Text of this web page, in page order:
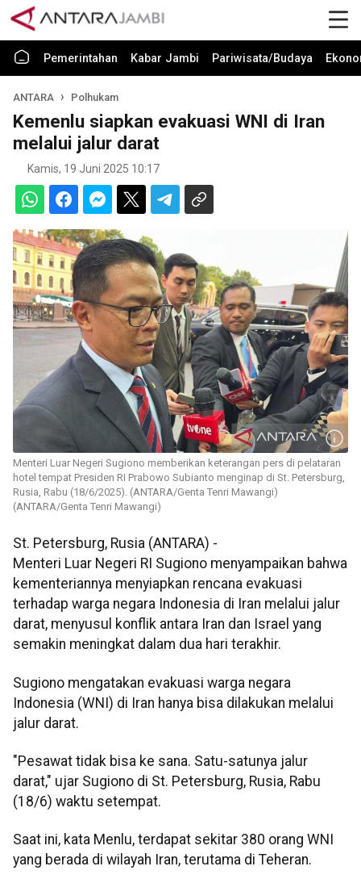
Pemerintahan Kabar Jambi Pariwisata/Budaya
ANTARA Polhukam
Kemenlu siapkan evakuasi WNI di Iran
melalui jalur darat
Kamis, 19 Juni 2025 10:17
Menteri Luar Negeri Sugiono memberikan keterangan pers di pelataran
hotel tempat Presiden RI Prabowo Subianto menginap di St. Petersburg,
Rusia, Rabu (18/6/2025). (ANTARA/Genta Tenri Mawangi)
(ANTARA/Genta Tenri Mawangi)
St. Petersburg, Rusia (ANTARA) -
Menteri Luar Negeri RI Sugiono menyampaikan bahwa
kementeriannya menyiapkan rencana evakuasi
terhadap warga negara Indonesia di Iran melalui jalur
darat, menyusul konflik antara Iran dan Israel yang
semakin meningkat dalam dua hari terakhir.
Sugiono mengatakan evakuasi warga negara
Indonesia (WNI) di Iran hanya bisa dilakukan melalui
jalur darat.
"Pesawat tidak bisa ke sana. Satu-satunya jalur
darat," ujar Sugiono di St. Petersburg, Rusia, Rabu
(18/6) waktu setempat.
Saat ini, kata Menlu, terdapat sekitar 380 orang WNI
yang berada di wilayah Iran, terutama di Teheran.